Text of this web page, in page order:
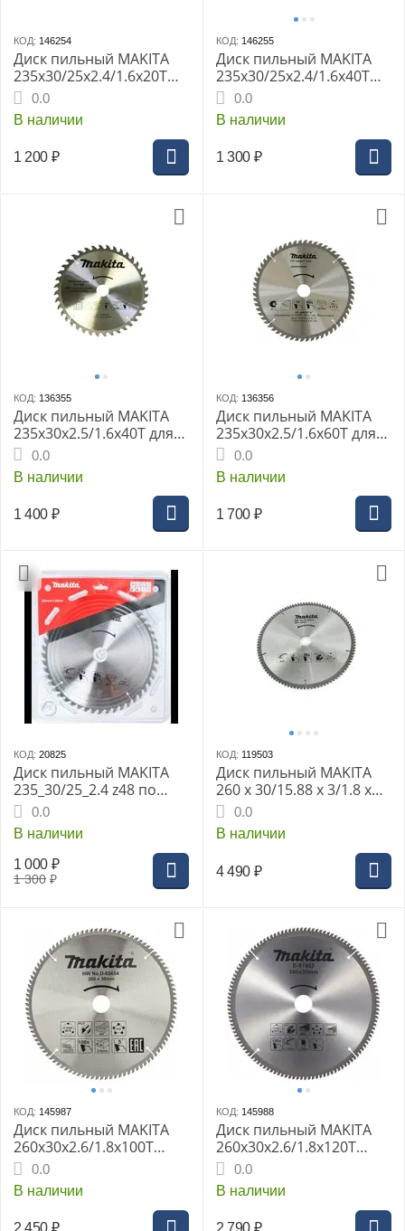
КОД: 146254
Диск пильный MAKITA
235x30/25x2.4/1.6x20T
для дерева (D-81480)
0.0
В наличии
1 200 ₽
КОД: 146255
Диск пильный MAKITA
235x30/25x2.4/1.6x40T
для дерева (D-81094)
0.0
В наличии
1 300 ₽
КОД: 136355
Диск пильный MAKITA
235x30x2.5/1.6x40T для
дерева (D-51465)
0.0
В наличии
1 400 ₽
КОД: 136356
Диск пильный MAKITA
235x30x2.5/1.6x60T для
дерева (D-51471)
0.0
В наличии
1 700 ₽
КОД: 20825
Диск пильный MAKITA
235_30/25_2.4 z48 по
дереву Standart (D-
45951)
0.0
В наличии
1 300 ₽
1 000 ₽
КОД: 119503
Диск пильный MAKITA
260 x 30/15.88 x 3/1.8 x
100T для алюминия
0.0
В наличии
4 490 ₽
КОД: 145987
Диск пильный MAKITA
260x30x2.6/1.8x100T
универсальный для
алюминия/дерева/
пластика
0.0
В наличии
КОД: 145988
Диск пильный MAKITA
260x30x2.6/1.8x120T
универсальный для
алюминия/дерева/
пластика
0.0
В наличии